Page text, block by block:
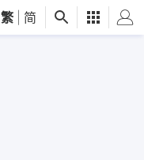
繁 简